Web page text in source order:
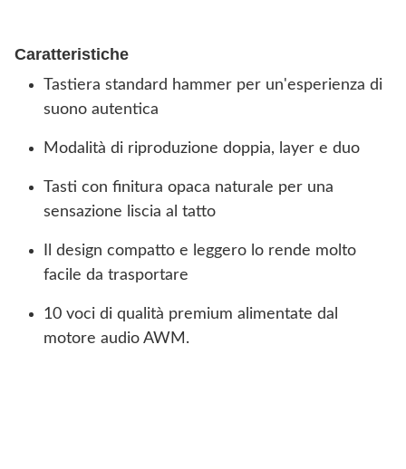
Caratteristiche
Tastiera standard hammer per un'esperienza di
suono autentica
Modalità di riproduzione doppia, layer e duo
Tasti con finitura opaca naturale per una
sensazione liscia al tatto
Il design compatto e leggero lo rende molto
facile da trasportare
10 voci di qualità premium alimentate dal
motore audio AWM.